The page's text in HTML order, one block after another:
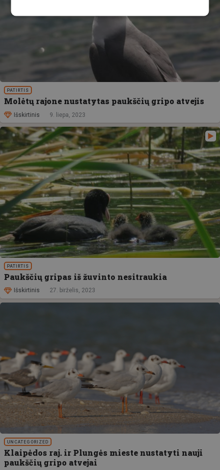
PATIRTIS
Molėtų rajone nustatytas paukščių gripo atvejis
Išskirtinis 9. liepa, 2023
PATIRTIS
Paukščių gripas iš žuvinto nesitraukia
Išskirtinis 27. birželis, 2023
UNCATEGORIZED
Klaipėdos raj. ir Plungės mieste nustatyti nauji
paukščių gripo atvejai